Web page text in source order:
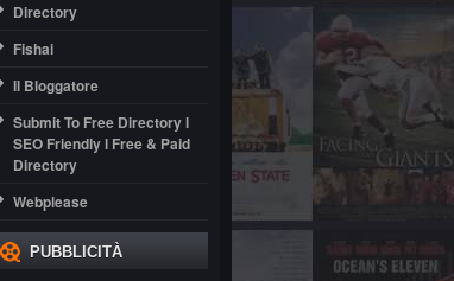
Directory
Fishai
Il Bloggatore
Submit To Free Directory l
SEO Friendly l Free & Paid
Directory
Webplease
PUBBLICITÀ